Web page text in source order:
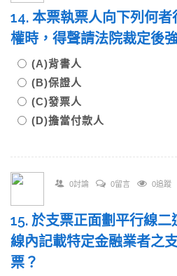
14. 本票執票人向下列何者
權時，得聲請法院裁定後
(A)背書人
(B)保證人
(C)發票人
(D)擔當付款人
0討論 0留言 0追蹤
15. 於支票正面劃平行線二
線內記載特定金融業者之
票？